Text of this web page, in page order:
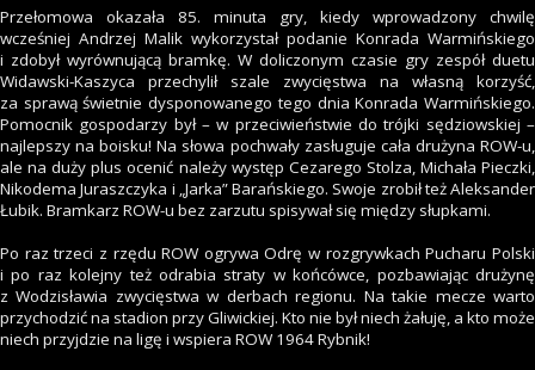
Przełomowa okazała 85. minuta gry, kiedy wprowadzony chwilę
wcześniej Andrzej Malik wykorzystał podanie Konrada Warmińskiego
i zdobył wyrównującą bramkę. W doliczonym czasie gry zespół duetu
Widawski-Kaszyca przechylił szale zwycięstwa na własną korzyść,
za sprawą świetnie dysponowanego tego dnia Konrada Warmińskiego.
Pomocnik gospodarzy był – w przeciwieństwie do trójki sędziowskiej –
najlepszy na boisku! Na słowa pochwały zasługuje cała drużyna ROW-u,
ale na duży plus ocenić należy występ Cezarego Stolza, Michała Pieczki,
Nikodema Juraszczyka i „Jarka” Barańskiego. Swoje zrobił też Aleksander
Łubik. Bramkarz ROW-u bez zarzutu spisywał się między słupkami.
Po raz trzeci z rzędu ROW ogrywa Odrę w rozgrywkach Pucharu Polski
i po raz kolejny też odrabia straty w końcówce, pozbawiając drużynę
z Wodzisławia zwycięstwa w derbach regionu. Na takie mecze warto
przychodzić na stadion przy Gliwickiej. Kto nie był niech żałuję, a kto może
niech przyjdzie na ligę i wspiera ROW 1964 Rybnik!